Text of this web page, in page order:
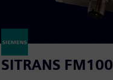
SITRANS FM100